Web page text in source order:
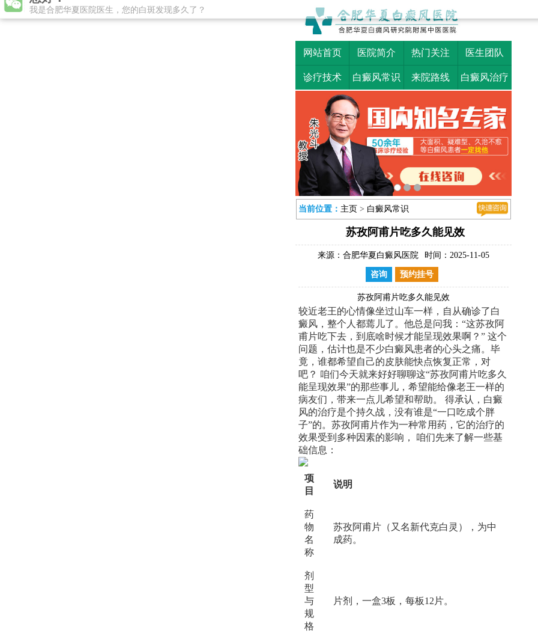
网站首页 医院简介 热门关注 医生团队
诊疗技术 白癜风常识 来院路线 白癜风治疗
当前位置： 主页 > 白癜风常识
苏孜阿甫片吃多久能见效
来源： 合肥华夏白癜风医院 时间：2025-11-05
咨询 预约挂号
苏孜阿甫片吃多久能见效
较近老王的心情像坐过山车一样，自从确诊了白
癜风，整个人都蔫儿了。他总是问我：“这苏孜阿
甫片吃下去，到底啥时候才能呈现效果啊？” 这个
问题，估计也是不少白癜风患者的心头之痛。毕
竟，谁都希望自己的皮肤能快点恢复正常，对
吧？ 咱们今天就来好好聊聊这“苏孜阿甫片吃多久
能呈现效果”的那些事儿，希望能给像老王一样的
病友们，带来一点儿希望和帮助。 得承认，白癜
风的治疗是个持久战，没有谁是“一口吃成个胖
子”的。苏孜阿甫片作为一种常用药，它的治疗的
效果受到多种因素的影响， 咱们先来了解一些基
础信息：
项
目
说明
药
物
名
称
苏孜阿甫片（又名新代克白灵），为中
成药。
剂
型
与
规
格
片剂，一盒3板，每板12片。
您好！
我是合肥华夏医院医生，您的白斑发现多久了？